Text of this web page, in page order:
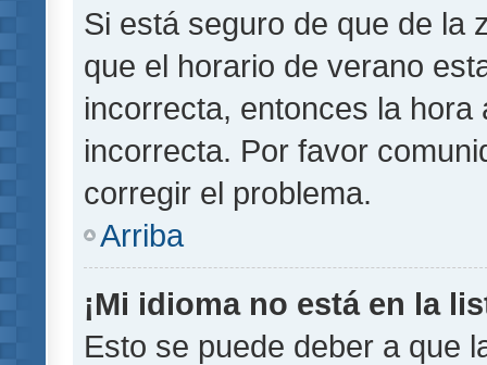
Si está seguro de que de la
que el horario de verano
incorrecta, entonces la
incorrecta. Por favor
corregir el problema.
Arriba
¡Mi idioma no está en la
Esto se puede deber a que